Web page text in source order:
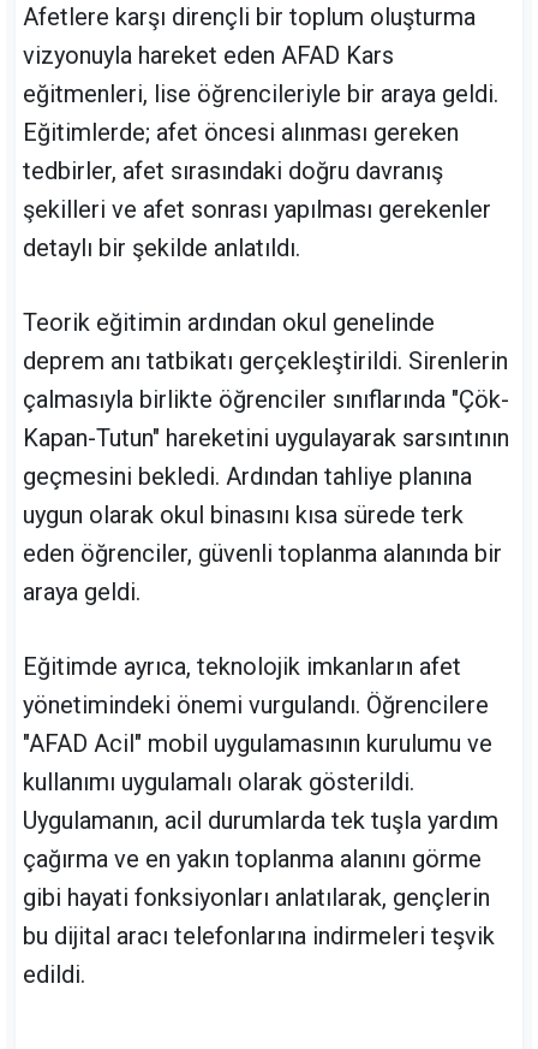
Afetlere karşı dirençli bir toplum oluşturma
vizyonuyla hareket eden AFAD Kars
eğitmenleri, lise öğrencileriyle bir araya geldi.
Eğitimlerde; afet öncesi alınması gereken
tedbirler, afet sırasındaki doğru davranış
şekilleri ve afet sonrası yapılması gerekenler
detaylı bir şekilde anlatıldı.
Teorik eğitimin ardından okul genelinde
deprem anı tatbikatı gerçekleştirildi. Sirenlerin
çalmasıyla birlikte öğrenciler sınıflarında "Çök-
Kapan-Tutun" hareketini uygulayarak sarsıntının
geçmesini bekledi. Ardından tahliye planına
uygun olarak okul binasını kısa sürede terk
eden öğrenciler, güvenli toplanma alanında bir
araya geldi.
Eğitimde ayrıca, teknolojik imkanların afet
yönetimindeki önemi vurgulandı. Öğrencilere
"AFAD Acil" mobil uygulamasının kurulumu ve
kullanımı uygulamalı olarak gösterildi.
Uygulamanın, acil durumlarda tek tuşla yardım
çağırma ve en yakın toplanma alanını görme
gibi hayati fonksiyonları anlatılarak, gençlerin
bu dijital aracı telefonlarına indirmeleri teşvik
edildi.